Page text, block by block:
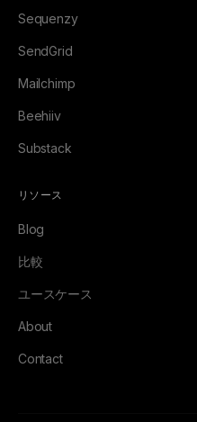
Sequenzy
SendGrid
Mailchimp
Beehiiv
Substack
リソース
Blog
比較
ユースケース
About
Contact